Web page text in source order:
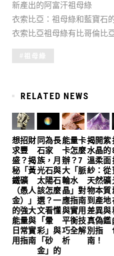
新產出的阿富汗祖母綠
衣索比亞：祖母綠和藍寶石
衣索比亞祖母綠有比哥倫比
Tagged
祖母綠
RELATED NEWS
想招財
求豐
盛？揭
秘「黃
鐵礦
（愚人
金）」
的強大
能量與
日常實
用指南
同為長
石家
族，月
光石與
太陽石
該怎麼
選？一
文看懂
「暈
彩」與
「砂
金」的
能量卡
卡怎麼
辦？7
大「脈
輪水
晶」對
應指南
與實用
平衡技
巧全解
析
揭開紫
水晶的
溫柔面
紗：從
天然礦
物本質
到產地
差異與
真偽鑑
別指
南！